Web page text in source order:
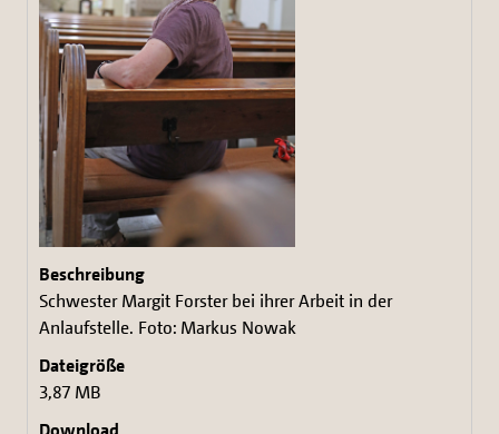
Schwester Margit Forster bei ihrer Arbeit in der
Anlaufstelle. Foto: Markus Nowak
3,87 MB